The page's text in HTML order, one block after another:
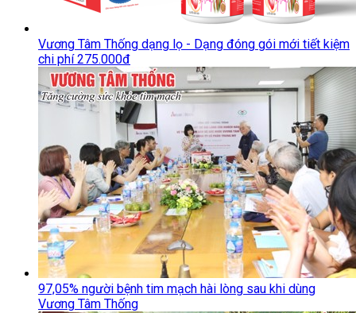
Vương Tâm Thống dạng lọ - Dạng đóng gói mới tiết kiệm
chi phí 275.000đ
97,05% người bệnh tim mạch hài lòng sau khi dùng
Vương Tâm Thống